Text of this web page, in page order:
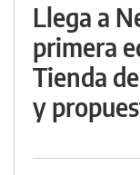
Llega a
primera
Tienda
y